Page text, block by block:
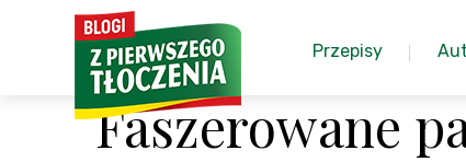
Przepisy
Faszerowane